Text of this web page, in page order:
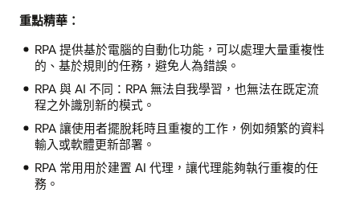
重點精華：
RPA 提供基於電腦的自動化功能，可以處理大量重複性
的、基於規則的任務，避免人為錯誤。
RPA 與 AI 不同：RPA 無法自我學習，也無法在既定流
程之外識別新的模式。
RPA 讓使用者擺脫耗時且重複的工作，例如頻繁的資料
輸入或軟體更新部署。
RPA 常用用於建置 AI 代理，讓代理能夠執行重複的任
務。